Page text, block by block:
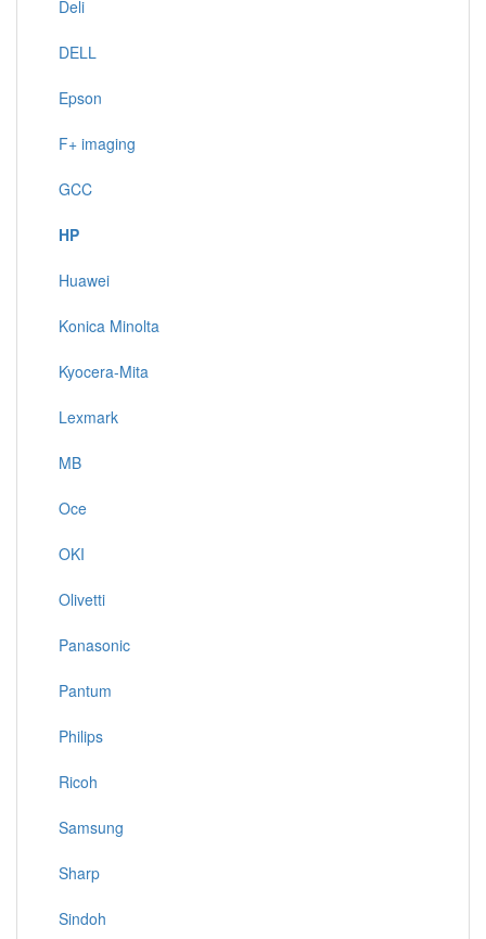
Deli
DELL
Epson
F+ imaging
GCC
HP
Huawei
Konica Minolta
Kyocera-Mita
Lexmark
MB
Oce
OKI
Olivetti
Panasonic
Pantum
Philips
Ricoh
Samsung
Sharp
Sindoh